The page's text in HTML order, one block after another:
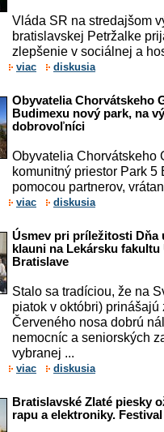
Vláda SR na stredajšom
bratislavskej Petržalke
zlepšenie v sociálnej a
viac diskusia
Obyvatelia Chorvátskeho
Budimexu nový park, na
dobrovoľníci
Obyvatelia Chorvátskeho
komunitný priestor Park
pomocou partnerov,
viac diskusia
Úsmev pri príležitosti
klauni na Lekársku
Bratislave
Stalo sa tradíciou, že na
piatok v októbri)
Červeného nosa dobrú
nemocníc a seniorských
vybranej ...
viac diskusia
Bratislavské Zlaté piesky
rapu a elektroniky.